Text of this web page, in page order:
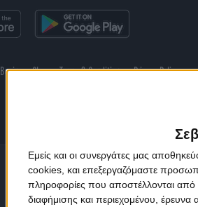
Εμείς και οι συνεργάτες μας
cookies, και επεξεργαζόμαστε
πληροφορίες που αποστέλλονται από
διαφήμισης και περιεχομένου,
Business Class Terms & Conditions Privacy Policy